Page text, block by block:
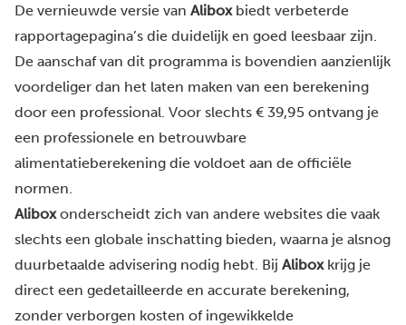
De vernieuwde versie van Aliboxbiedt verbeterde
rapportagepagina’s die duidelijk en goed leesbaar zijn.
De aanschaf van dit programma is bovendien aanzienlijk
voordeliger dan het laten maken van een berekening
door een professional. Voor slechts € 39,95 ontvang je
een professionele en betrouwbare
alimentatieberekening die voldoet aan de officiële
normen.
Aliboxonderscheidt zich van andere websites die vaak
slechts een globale inschatting bieden, waarna je alsnog
duurbetaalde advisering nodig hebt. Bij Aliboxkrijg je
direct een gedetailleerde en accurate berekening,
zonder verborgen kosten of ingewikkelde